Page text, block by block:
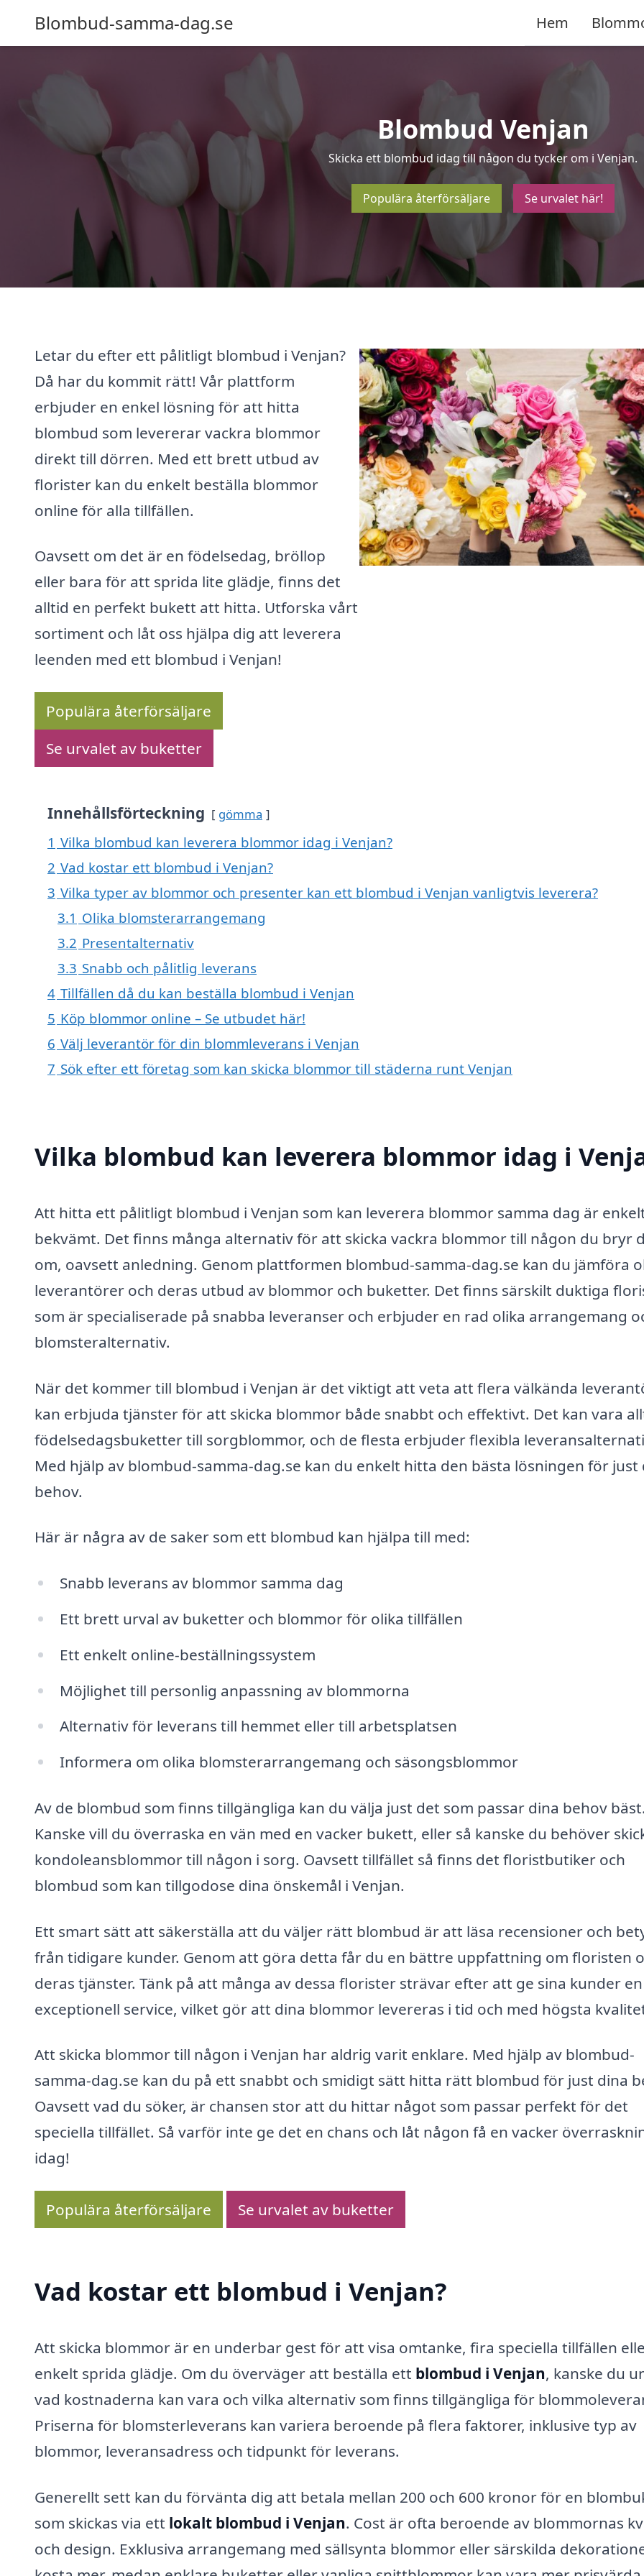
Blombud-samma-dag.se Hem
Blombud Venjan
Skicka ett blombud idag till någon du tycker om i Venjan.
Populära återförsäljare Se urvalet här!
Letar du efter ett pålitligt blombud i Venjan?
Då har du kommit rätt! Vår plattform
erbjuder en enkel lösning för att hitta
blombud som levererar vackra blommor
direkt till dörren. Med ett brett utbud av
florister kan du enkelt beställa blommor
online för alla tillfällen.
Oavsett om det är en födelsedag, bröllop
eller bara för att sprida lite glädje, finns det
alltid en perfekt bukett att hitta. Utforska vårt
sortiment och låt oss hjälpa dig att leverera
leenden med ett blombud i Venjan!
Populära återförsäljare
Se urvalet av buketter
Innehållsförteckning gömma
1 Vilka blombud kan leverera blommor idag i Venjan?
2 Vad kostar ett blombud i Venjan?
3 Vilka typer av blommor och presenter kan ett blombud i Venjan vanligtvis leverera?
3.1 Olika blomsterarrangemang
3.2 Presentalternativ
3.3 Snabb och pålitlig leverans
4 Tillfällen då du kan beställa blombud i Venjan
5 Köp blommor online – Se utbudet här!
6 Välj leverantör för din blommleverans i Venjan
7 Sök efter ett företag som kan skicka blommor till städerna runt Venjan
Vilka blombud kan leverera blommor idag i
Att hitta ett pålitligt blombud i Venjan som kan leverera blommor samma dag är
bekvämt. Det finns många alternativ för att skicka vackra blommor till någon du bryr
om, oavsett anledning. Genom plattformen blombud-samma-dag.se kan du jämföra
leverantörer och deras utbud av blommor och buketter. Det finns särskilt duktiga
som är specialiserade på snabba leveranser och erbjuder en rad olika arrangemang
blomsteralternativ.
När det kommer till blombud i Venjan är det viktigt att veta att flera välkända
kan erbjuda tjänster för att skicka blommor både snabbt och effektivt. Det kan vara
födelsedagsbuketter till sorgblommor, och de flesta erbjuder flexibla
Med hjälp av blombud-samma-dag.se kan du enkelt hitta den bästa lösningen för just
behov.
Här är några av de saker som ett blombud kan hjälpa till med:
Snabb leverans av blommor samma dag
Ett brett urval av buketter och blommor för olika tillfällen
Ett enkelt online-beställningssystem
Möjlighet till personlig anpassning av blommorna
Alternativ för leverans till hemmet eller till arbetsplatsen
Informera om olika blomsterarrangemang och säsongsblommor
Av de blombud som finns tillgängliga kan du välja just det som passar dina behov bäst.
Kanske vill du överraska en vän med en vacker bukett, eller så kanske du behöver
kondoleansblommor till någon i sorg. Oavsett tillfället så finns det floristbutiker och
blombud som kan tillgodose dina önskemål i Venjan.
Ett smart sätt att säkerställa att du väljer rätt blombud är att läsa recensioner och
från tidigare kunder. Genom att göra detta får du en bättre uppfattning om floristen
deras tjänster. Tänk på att många av dessa florister strävar efter att ge sina kunder en
exceptionell service, vilket gör att dina blommor levereras i tid och med högsta
Att skicka blommor till någon i Venjan har aldrig varit enklare. Med hjälp av blombud-
samma-dag.se kan du på ett snabbt och smidigt sätt hitta rätt blombud för just dina
Oavsett vad du söker, är chansen stor att du hittar något som passar perfekt för det
speciella tillfället. Så varför inte ge det en chans och låt någon få en vacker
idag!
Populära återförsäljare Se urvalet av buketter
Vad kostar ett blombud i Venjan?
Att skicka blommor är en underbar gest för att visa omtanke, fira speciella tillfällen
enkelt sprida glädje. Om du överväger att beställa ett blombud i Venjan, kanske du
vad kostnaderna kan vara och vilka alternativ som finns tillgängliga för
Priserna för blomsterleverans kan variera beroende på flera faktorer, inklusive typ av
blommor, leveransadress och tidpunkt för leverans.
Generellt sett kan du förvänta dig att betala mellan 200 och 600 kronor för en
som skickas via ett lokalt blombud i Venjan. Cost är ofta beroende av blommornas
och design. Exklusiva arrangemang med sällsynta blommor eller särskilda